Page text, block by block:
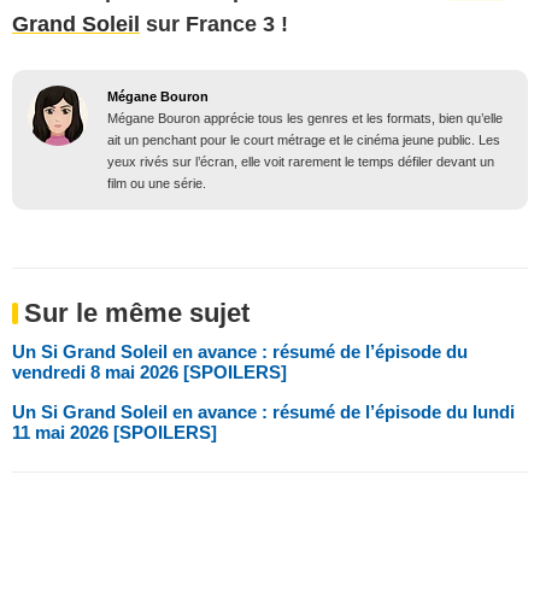
Grand Soleil sur France 3 !
Mégane Bouron
Mégane Bouron apprécie tous les genres et les formats, bien qu’elle
ait un penchant pour le court métrage et le cinéma jeune public. Les
yeux rivés sur l’écran, elle voit rarement le temps défiler devant un
film ou une série.
Sur le même sujet
Un Si Grand Soleil en avance : résumé de l’épisode du
vendredi 8 mai 2026 [SPOILERS]
Un Si Grand Soleil en avance : résumé de l’épisode du lundi
11 mai 2026 [SPOILERS]